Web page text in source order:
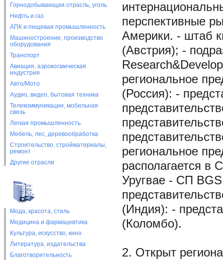
Горнодобывающая отрасль, уголь
Нефть и газ
АПК и пищевая промышленность
Машиностроение, производство
оборудования
Транспорт
Авиация, аэрокосмическая
индустрия
Авто/Мото
Аудио, видео, бытовая техника
Телекоммуникации, мобильная
связь
Легкая промышленность
Мебель, лес, деревообработка
Строительство, стройматериалы,
ремонт
Другие отрасли
Мода, красота, стиль
Медицина и фармацевтика
Культура, искусство, кино
Литература, издательства
Благотворительность
перспективные
Америки. - штаб
(Австрия); -
региональное
(Россия): -
региональное
располагается в
Уругвае - СП
(Индия): -
(Коломбо).
2. Открыт